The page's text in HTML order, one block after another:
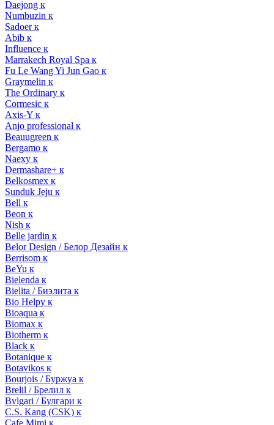
Daejong к
Numbuzin к
Sadoer к
Abib к
Influence к
Marrakech Royal Spa к
Fu Le Wang Yi Jun Gao к
Graymelin к
The Ordinary к
Cormesic к
Axis-Y к
Anjo professional к
Beauugreen к
Bergamo к
Naexy к
Dermashare+ к
Belkosmex к
Sunduk Jeju к
Bell к
Beon к
Nish к
Belle jardin к
Belor Design / Белор Дезайн к
Berrisom к
BeYu к
Bielenda к
Bielita / Биэлита к
Bio Helpy к
Bioaqua к
Biomax к
Biotherm к
Black к
Botanique к
Botavikos к
Bourjois / Буржуа к
Brelil / Брелил к
Bvlgari / Булгари к
C.S. Kang (CSK) к